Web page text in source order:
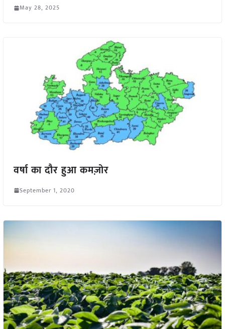
May 28, 2025
वर्षा का दौर हुआ कमज़ोर
September 1, 2020